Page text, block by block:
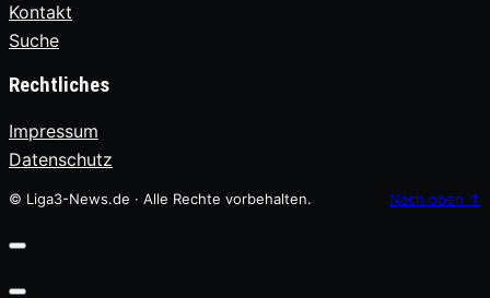
Kontakt
Suche
Rechtliches
Impressum
Datenschutz
© Liga3-News.de · Alle Rechte vorbehalten. Nach oben ↑